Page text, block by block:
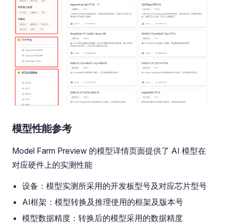
模型性能参考
Model Farm Preview 的模型详情页面提供了 AI 模型在
对应硬件上的实测性能
设备：模型实测所采用的开发板型号及对应芯片型号
AI框架：模型转换及推理使用的框架及版本号
模型数据精度：转换后的模型采用的数据精度